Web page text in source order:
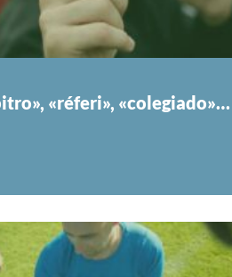
«réferi», «colegiado»…